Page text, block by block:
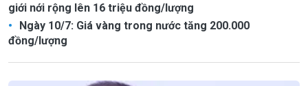
giới nới rộng lên 16 triệu đồng/lượng
Ngày 10/7: Giá vàng trong nước tăng 200.000
đồng/lượng